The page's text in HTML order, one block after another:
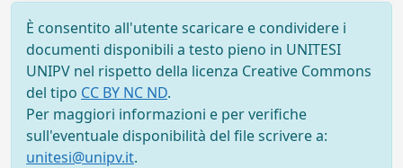
È consentito all'utente scaricare e condividere i
documenti disponibili a testo pieno in UNITESI
UNIPV nel rispetto della licenza Creative Commons
del tipo CC BY NC ND.
Per maggiori informazioni e per verifiche
sull'eventuale disponibilità del file scrivere a:
unitesi@unipv.it.